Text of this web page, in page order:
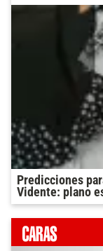
Predicciones
Vidente: plano